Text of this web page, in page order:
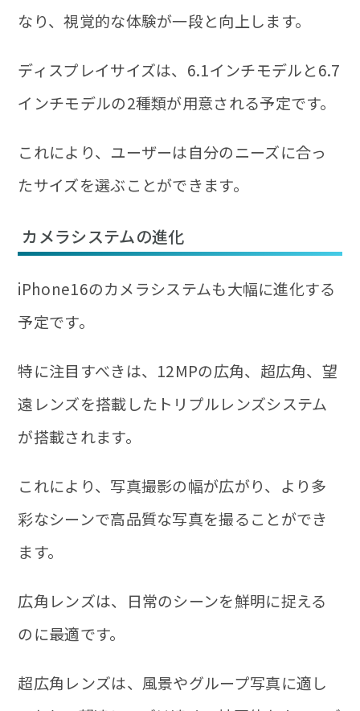
なり、視覚的な体験が一段と向上します。
ディスプレイサイズは、6.1インチモデルと6.7
インチモデルの2種類が用意される予定です。
これにより、ユーザーは自分のニーズに合っ
たサイズを選ぶことができます。
カメラシステムの進化
iPhone16のカメラシステムも大幅に進化する
予定です。
特に注目すべきは、12MPの広角、超広角、望
遠レンズを搭載したトリプルレンズシステム
が搭載されます。
これにより、写真撮影の幅が広がり、より多
彩なシーンで高品質な写真を撮ることができ
ます。
広角レンズは、日常のシーンを鮮明に捉える
のに最適です。
超広角レンズは、風景やグループ写真に適し